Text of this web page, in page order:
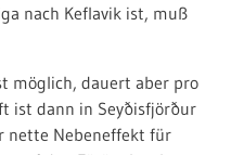
nach Keflavik ist, muß
möglich, dauert aber pro
ist dann in Seyðisfjörður
nette Nebeneffekt für